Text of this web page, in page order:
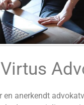
Advokatfirma
en anerkendt